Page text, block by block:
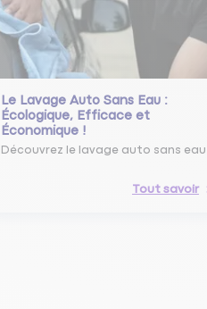
Le Lavage Auto Sans Eau :
Écologique, Efficace et
Économique !
Découvrez le lavage auto sans eau
Tout savoir